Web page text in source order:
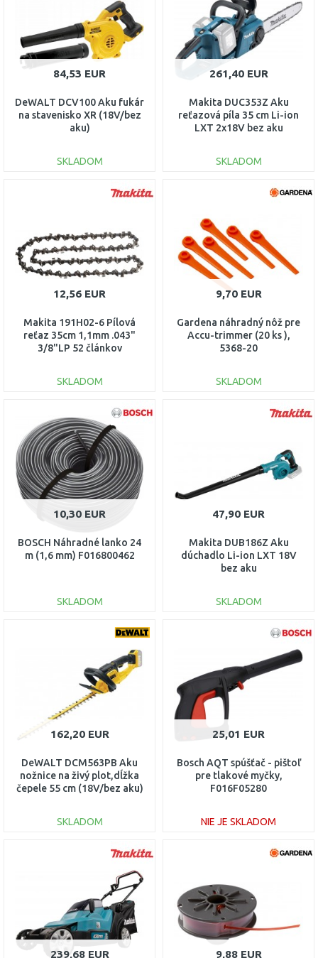
84,53 EUR
DeWALT DCV100 Aku fukár
na stavenisko XR (18V/bez
aku)
SKLADOM
DO KOŠÍKA
261,40 EUR
Makita DUC353Z Aku
reťazová píla 35 cm Li-ion
LXT 2x18V bez aku
SKLADOM
DO KOŠÍKA
12,56 EUR
Makita 191H02-6 Pílová
reťaz 35cm 1,1mm .043"
3/8"LP 52 článkov
SKLADOM
DO KOŠÍKA
Porovnať
9,70 EUR
Gardena náhradný nôž pre
Accu-trimmer (20 ks ),
5368-20
SKLADOM
DO KOŠÍKA
10,30 EUR
BOSCH Náhradné lanko 24
m (1,6 mm) F016800462
SKLADOM
DO KOŠÍKA
47,90 EUR
Makita DUB186Z Aku
dúchadlo Li-ion LXT 18V
bez aku
SKLADOM
DO KOŠÍKA
162,20 EUR
DeWALT DCM563PB Aku
nožnice na živý plot,dĺžka
čepele 55 cm (18V/bez aku)
SKLADOM
DO KOŠÍKA
25,01 EUR
Bosch AQT spúšťač - pištoľ
pre tlakové myčky,
F016F05280
NIE JE SKLADOM
DO KOŠÍKA
239,68 EUR 9,88 EUR